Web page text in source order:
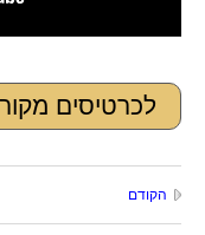
לכרטיסים
הקודם